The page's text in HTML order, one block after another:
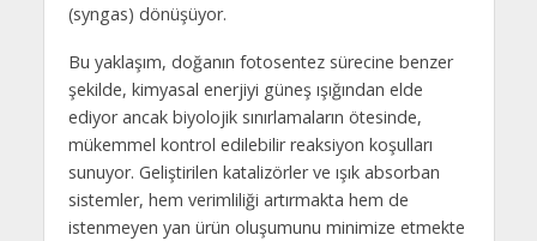
(syngas) dönüşüyor.
Bu yaklaşım, doğanın fotosentez sürecine benzer
şekilde, kimyasal enerjiyi güneş ışığından elde
ediyor ancak biyolojik sınırlamaların ötesinde,
mükemmel kontrol edilebilir reaksiyon koşulları
sunuyor. Geliştirilen katalizörler ve ışık absorban
sistemler, hem verimliliği artırmakta hem de
istenmeyen yan ürün oluşumunu minimize etmekte